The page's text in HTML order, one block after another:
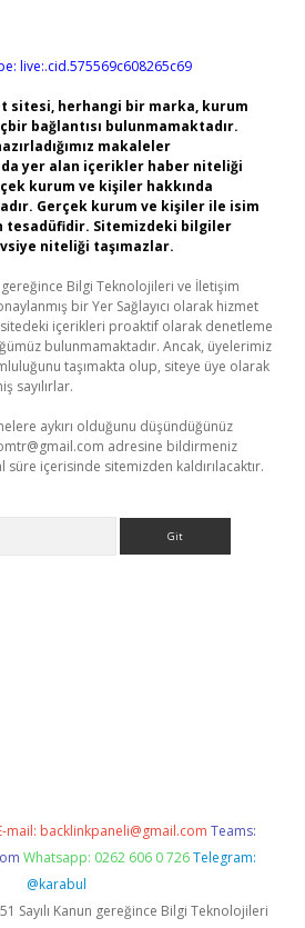
live:.cid.575569c608265c69
sitesi, herhangi bir marka, kurum
bağlantısı bulunmamaktadır.
makaleler
yer alan içerikler haber niteliği
kurum ve kişiler hakkında
Gerçek kurum ve kişiler ile isim
tesadüfidir. Sitemizdeki bilgiler
niteliği taşımazlar.
gereğince Bilgi Teknolojileri ve İletişim
bir Yer Sağlayıcı olarak hizmet
içerikleri proaktif olarak denetleme
bulunmamaktadır. Ancak, üyelerimiz
taşımakta olup, siteye üye olarak
sayılırlar.
aykırı olduğunu düşündüğünüz
adresine bildirmeniz
içerisinde sitemizden kaldırılacaktır.
mail: backlinkpaneli@gmail.com Teams:
Whatsapp: 0262 606 0 726 Telegram:
@karabul
Sayılı Kanun gereğince Bilgi Teknolojileri